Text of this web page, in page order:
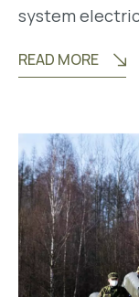
system
READ MORE